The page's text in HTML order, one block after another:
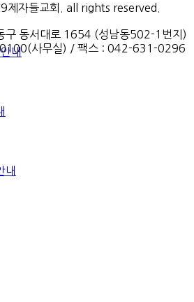
내
내
자들교회. all rights reserved.
구 동서대로 1654 (성남동502-1번지)
사무실) / 팩스 : 042-631-0296